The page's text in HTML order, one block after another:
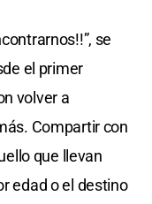
se
el primer
volver a
Compartir con
que llevan
edad o el destino